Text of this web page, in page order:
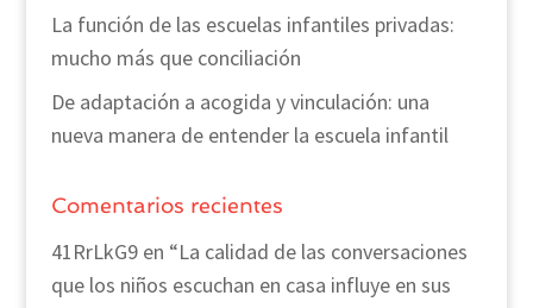
La función de las escuelas infantiles privadas:
mucho más que conciliación
De adaptación a acogida y vinculación: una
nueva manera de entender la escuela infantil
Comentarios recientes
41RrLkG9en “La calidad de las conversaciones
que los niños escuchan en casa influye en sus